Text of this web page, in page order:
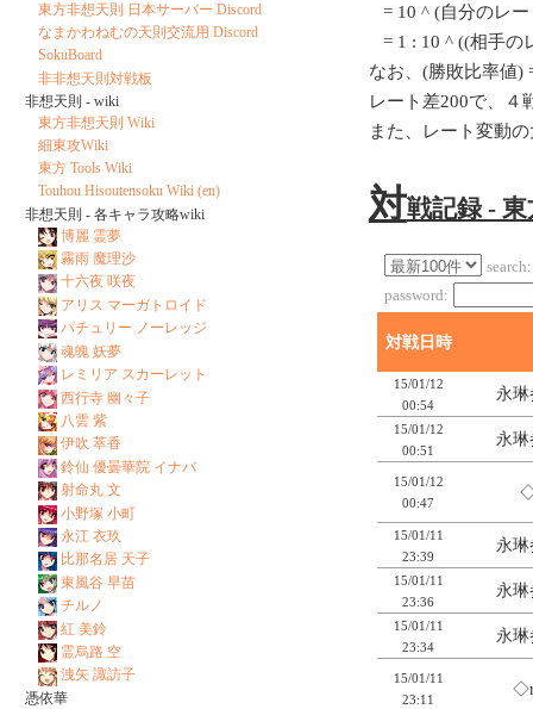
= 10 ^ (自分のレー
= 1 : 10 ^ ((相手の
なお、(勝敗比率値)
レート差200で、４
また、レート変動
対戦記録 -
search:
password:
対戦日時
15/01/12
00:54
永
15/01/12
00:51
永
15/01/12
00:47
15/01/11
23:39
永
15/01/11
23:36
永
15/01/11
23:34
永
15/01/11
23:11
東方非想天則 日本サーバー Discord
なまかわねむの天則交流用 Discord
SokuBoard
非非想天則対戦板
非想天則 - wiki
東方非想天則 Wiki
細東攻Wiki
東方 Tools Wiki
Touhou Hisoutensoku Wiki (en)
非想天則 - 各キャラ攻略wiki
博麗 霊夢
霧雨 魔理沙
十六夜 咲夜
アリス マーガトロイド
パチュリー ノーレッジ
魂魄 妖夢
レミリア スカーレット
西行寺 幽々子
八雲 紫
伊吹 萃香
鈴仙 優曇華院 イナバ
射命丸 文
小野塚 小町
永江 衣玖
比那名居 天子
東風谷 早苗
チルノ
紅 美鈴
霊烏路 空
洩矢 諏訪子
憑依華